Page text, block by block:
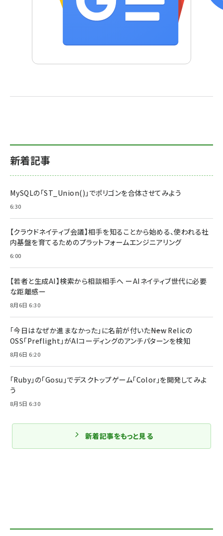
新着記事
MySQLの「ST_Union()」でポリゴンを合体させてみよう
6:30
【クラウドネイティブ会議】相手を知ることから始める、使われる社
内基盤を育てるためのプラットフォームエンジニアリング
6:00
【若者と生成AI】検索から相談相手へ ーAIネイティブ世代に必要
な距離感ー
8月6日 6:30
「今日はなぜか進まなかった」に名前が付いた――New Relicの
OSS「Preflight」がAIコーディングのアンチパターンを検知
8月6日 6:20
「Ruby」の「Gosu」でデスクトップゲーム「Color」を開発してみよ
う
8月5日 6:30
新着記事をもっと見る